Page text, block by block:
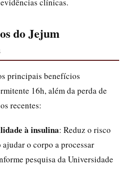
do Jejum
principais benefícios
16h, além da perda de
recentes:
à insulina: Reduz o risco
o corpo a processar
pesquisa da Universidade